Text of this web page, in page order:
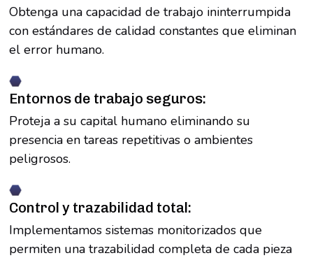
Obtenga una capacidad de trabajo ininterrumpida
con estándares de calidad constantes que eliminan
el error humano.
Entornos de trabajo seguros:
Proteja a su capital humano eliminando su
presencia en tareas repetitivas o ambientes
peligrosos.
Control y trazabilidad total:
Implementamos sistemas monitorizados que
permiten una trazabilidad completa de cada pieza